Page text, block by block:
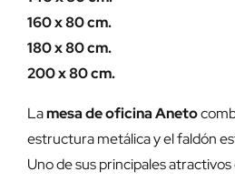
160 x 80 cm.
180 x 80 cm.
200 x 80 cm.
Lamesa de oficina Aneto
estructura metálica y el faldón
Uno de sus principales